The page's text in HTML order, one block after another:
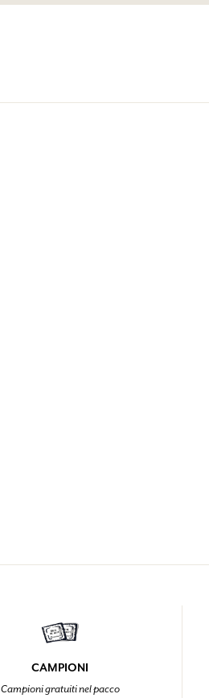
CAMPIONI
Campioni gratuiti nel pacco